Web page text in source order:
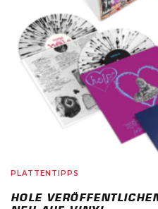
PLATTENTIPPS
HOLE